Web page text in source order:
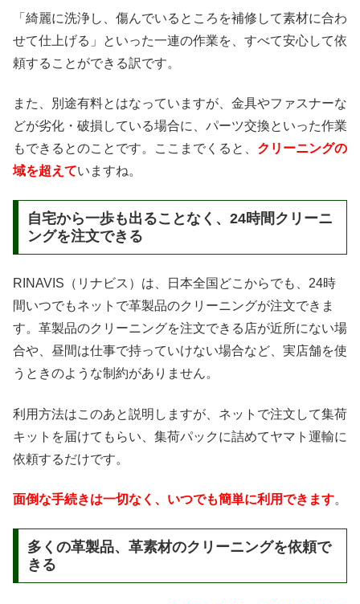
「綺麗に洗浄し、傷んでいるところを補修して素材に合わ
せて仕上げる」といった一連の作業を、すべて安心して依
頼することができる訳です。
また、別途有料とはなっていますが、金具やファスナーな
どが劣化・破損している場合に、パーツ交換といった作業
もできるとのことです。ここまでくると、 クリーニングの
域を超えていますね。
自宅から一歩も出ることなく、24時間クリーニ
ングを注文できる
RINAVIS（リナビス）は、日本全国どこからでも、24時
間いつでもネットで革製品のクリーニングが注文できま
す。革製品のクリーニングを注文できる店が近所にない場
合や、昼間は仕事で持っていけない場合など、実店舗を使
うときのような制約がありません。
利用方法はこのあと説明しますが、ネットで注文して集荷
キットを届けてもらい、集荷パックに詰めてヤマト運輸に
依頼するだけです。
面倒な手続きは一切なく、いつでも簡単に利用できます。
多くの革製品、革素材のクリーニングを依頼で
きる